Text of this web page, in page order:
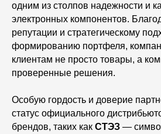
одним из столпов надежности и
электронных компонентов.
репутации и стратегическому
формированию портфеля,
клиентам не просто товары, а
проверенные решения.
Особую гордость и доверие
статус официального
брендов, таких как СТЭЗ —